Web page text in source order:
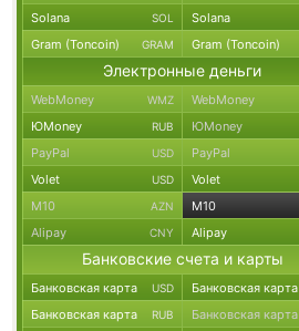
Solana SOL Solana
Gram (Toncoin) GRAM Gram (Toncoin)
Электронные деньги
WebMoney WMZ WebMoney
ЮMoney RUB ЮMoney
PayPal USD PayPal
Volet USD Volet
M10 AZN M10
Alipay CNY Alipay
Банковские счета и карты
Банковская карта USD Банковская карта
Банковская карта RUB Банковская карта